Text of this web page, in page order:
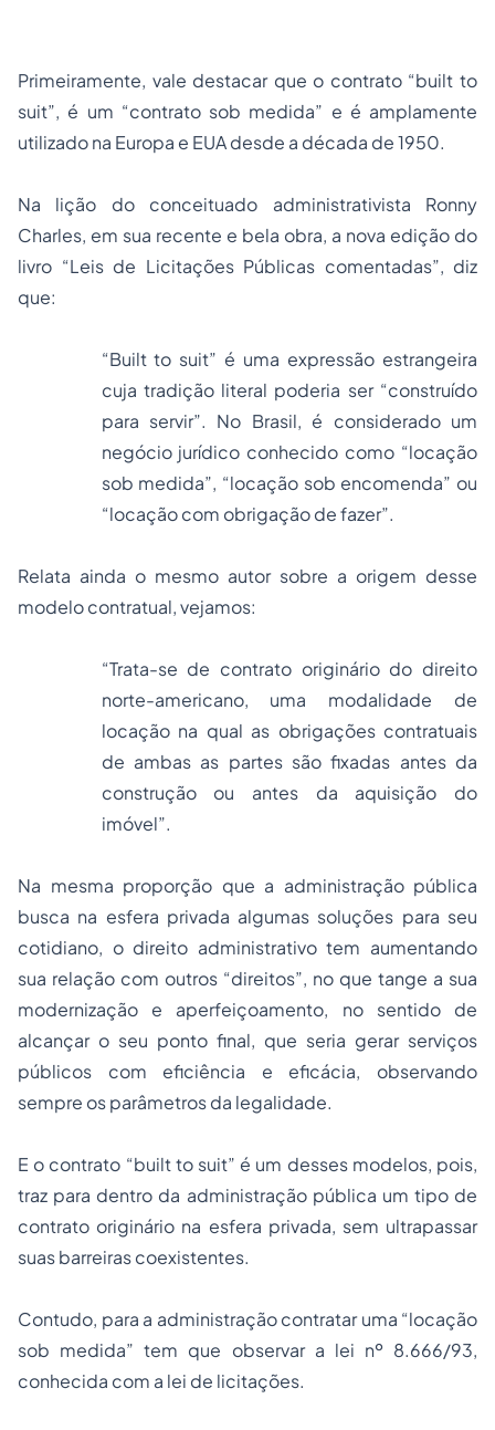
Primeiramente, vale destacar que o contrato “built to
suit”, é um “contrato sob medida” e é amplamente
utilizado na Europa e EUA desde a década de 1950.
Na lição do conceituado administrativista Ronny
Charles, em sua recente e bela obra, a nova edição do
livro “Leis de Licitações Públicas comentadas”, diz
que:
“Built to suit” é uma expressão estrangeira
cuja tradição literal poderia ser “construído
para servir”. No Brasil, é considerado um
negócio jurídico conhecido como “locação
sob medida”, “locação sob encomenda” ou
“locação com obrigação de fazer”.
Relata ainda o mesmo autor sobre a origem desse
modelo contratual, vejamos:
“Trata-se de contrato originário do direito
norte-americano, uma modalidade de
locação na qual as obrigações contratuais
de ambas as partes são fixadas antes da
construção ou antes da aquisição do
imóvel”.
Na mesma proporção que a administração pública
busca na esfera privada algumas soluções para seu
cotidiano, o direito administrativo tem aumentando
sua relação com outros “direitos”, no que tange a sua
modernização e aperfeiçoamento, no sentido de
alcançar o seu ponto final, que seria gerar serviços
públicos com eficiência e eficácia, observando
sempre os parâmetros da legalidade.
E o contrato “built to suit” é um desses modelos, pois,
traz para dentro da administração pública um tipo de
contrato originário na esfera privada, sem ultrapassar
suas barreiras coexistentes.
Contudo, para a administração contratar uma “locação
sob medida” tem que observar a lei nº 8.666/93,
conhecida com a lei de licitações.